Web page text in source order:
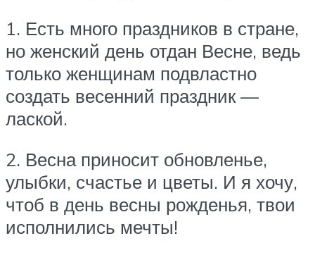
1. Есть много праздников в стране,
но женский день отдан Весне, ведь
только женщинам подвластно
создать весенний праздник —
лаской.
2. Весна приносит обновленье,
улыбки, счастье и цветы. И я хочу,
чтоб в день весны рожденья, твои
исполнились мечты!